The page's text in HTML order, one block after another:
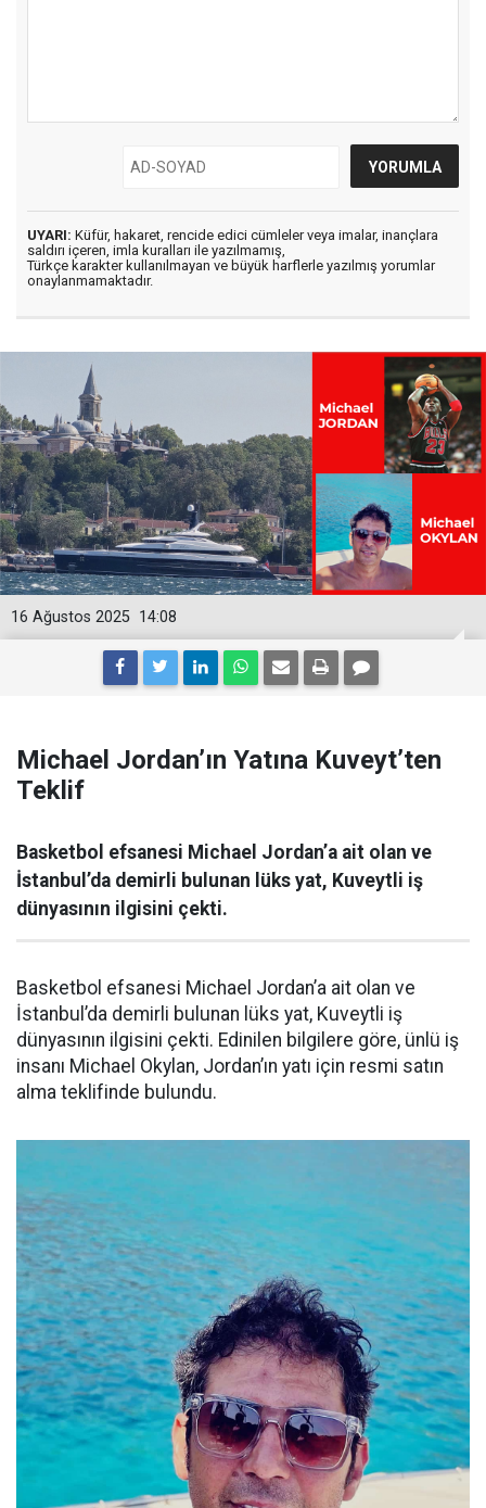
UYARI: Küfür, hakaret, rencide edici cümleler veya imalar, inançlara
saldırı içeren, imla kuralları ile yazılmamış,
Türkçe karakter kullanılmayan ve büyük harflerle yazılmış yorumlar
onaylanmamaktadır.
14:08
16 Ağustos 2025
Michael Jordan’ın Yatına Kuveyt’ten
Teklif
Basketbol efsanesi Michael Jordan’a ait olan ve
İstanbul’da demirli bulunan lüks yat, Kuveytli iş
dünyasının ilgisini çekti.
Basketbol efsanesi Michael Jordan’a ait olan ve
İstanbul’da demirli bulunan lüks yat, Kuveytli iş
dünyasının ilgisini çekti. Edinilen bilgilere göre, ünlü iş
insanı Michael Okylan, Jordan’ın yatı için resmi satın
alma teklifinde bulundu.